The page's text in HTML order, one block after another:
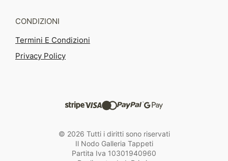
CONDIZIONI
Termini E Condizioni
Privacy Policy
© 2026 Tutti i diritti sono riservati
Il Nodo Galleria Tappeti
Partita Iva 10301940960